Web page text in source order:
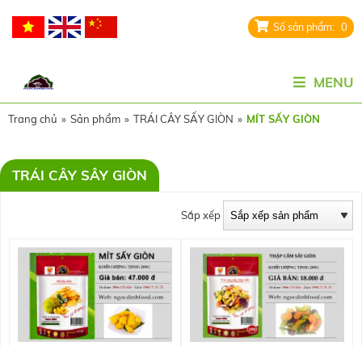
0
MENU
Trang chủ » Sản phẩm » TRÁI CÂY SẤY GIÒN » MÍT SẤY GIÒN
TRÁI CÂY SÂY GIÒN
Sắp xếp